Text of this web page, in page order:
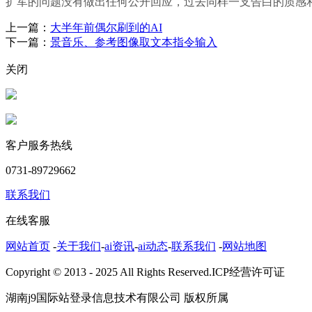
上一篇： 大半年前偶尔刷到的AI
下一篇： 景音乐、参考图像取文本指令输入
关闭
客户服务热线
0731-89729662
联系我们
在线客服
网站首页 -关于我们-ai资讯-ai动态-联系我们 -网站地图
Copyright © 2013 - 2025 All Rights Reserved.ICP经营许可证
湖南j9国际站登录信息技术有限公司 版权所属